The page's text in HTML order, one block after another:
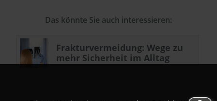
Das könnte Sie auch interessieren:
Frakturvermeidung: Wege zu
mehr Sicherheit im Alltag